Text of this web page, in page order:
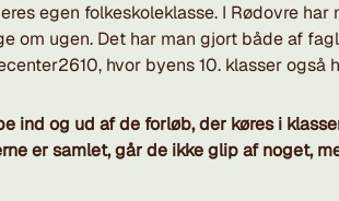
egen folkeskoleklasse. I Rødovre har
om ugen. Det har man gjort både af
hvor byens 10. klasser også
ind og ud af de forløb, der køres i
er samlet, går de ikke glip af noget,